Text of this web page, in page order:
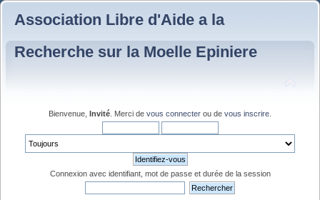
Association Libre d'Aide a la
Recherche sur la Moelle Epiniere
Bienvenue, Invité . Merci de vous connecter ou de vous inscrire
Connexion avec identifiant, mot de passe et durée de la session